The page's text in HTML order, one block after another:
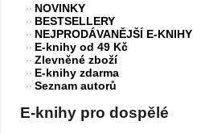
NOVINKY
BESTSELLERY
NEJPRODÁVANĚJŠÍ E-KNIHY
E-knihy od 49 Kč
Zlevněné zboží
E-knihy zdarma
Seznam autorů
E-knihy pro dospělé